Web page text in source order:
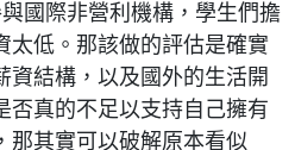
國際非營利機構，學生們擔
太低。那該做的評估是確實
資結構，以及國外的生活開
否真的不足以支持自己擁有
那其實可以破解原本看似